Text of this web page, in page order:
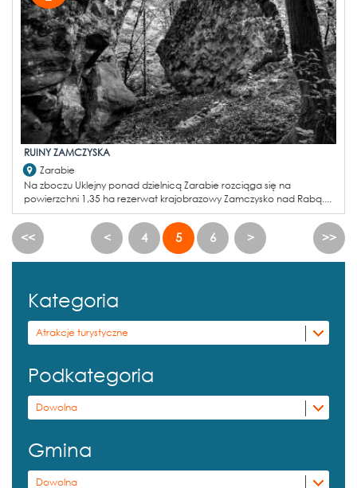
RUINY ZAMCZYSKA
Zarabie
Na zboczu Uklejny ponad dzielnicą Zarabie rozciąga się na
powierzchni 1,35 ha rezerwat krajobrazowy Zamczysko nad Rabą....
<< < 4 5 6 > >>
Kategoria
Atrakcje turystyczne
Podkategoria
Dowolna
Gmina
Dowolna